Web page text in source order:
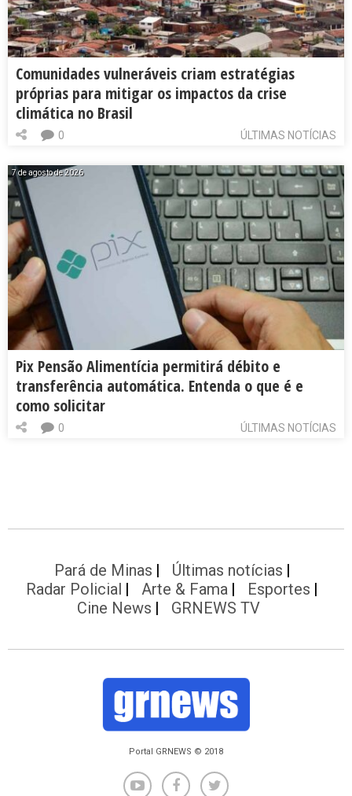
Comunidades vulneráveis criam estratégias
próprias para mitigar os impactos da crise
climática no Brasil
ÚLTIMAS NOTÍCIAS
0
7 de agosto de 2026
Pix Pensão Alimentícia permitirá débito e
transferência automática. Entenda o que é e
como solicitar
ÚLTIMAS NOTÍCIAS
0
Pará de Minas
Últimas notícias
Radar Policial
Arte & Fama
Esportes
Cine News
GRNEWS TV
Portal GRNEWS © 2018